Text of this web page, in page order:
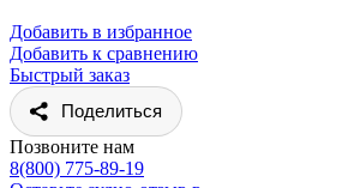
Добавить в избранное
Добавить к сравнению
Быстрый заказ
Поделиться
Позвоните нам
8(800) 775-89-19